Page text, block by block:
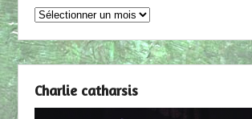
Archives
Charlie catharsis